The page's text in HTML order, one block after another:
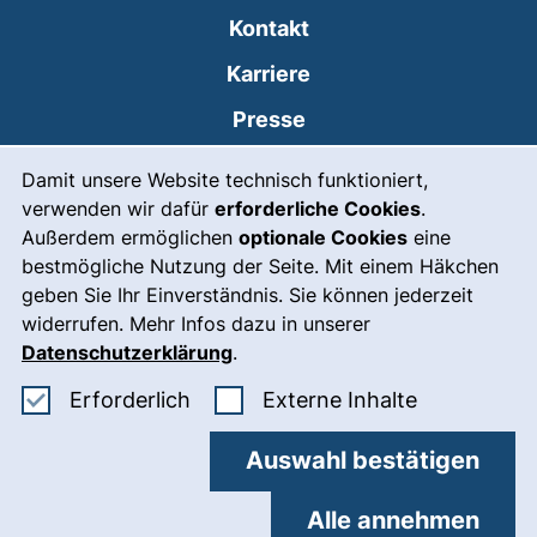
Damit unsere Website technisch funktioniert,
verwenden wir dafür erforderliche Cookies.
Außerdem ermöglichen optionale Cookies eine
bestmögliche Nutzung der Seite. Mit einem Häkchen
geben Sie Ihr Einverständnis. Sie können jederzeit
widerrufen. Mehr Infos dazu in unserer
Datenschutzerklärung.
Erforderlich Erforderliche Cookies akzeptieren
Externe Inhalte: Externe
Auswahl bestätigen
Alle annehmen
Kontakt
Karriere
Presse
Leichte Sprache
Gebärdensprache
Notfall(externer Link, öffnet
Impressum
Barrierefreiheit
Datenschutz